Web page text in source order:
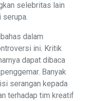
selebritas lain
serupa.
dalam
ini. Kritik
dapat dibaca
Banyak
serangan kepada
terhadap tim kreatif